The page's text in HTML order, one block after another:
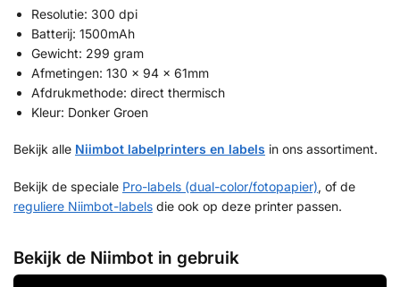
Resolutie: 300 dpi
Batterij: 1500mAh
Gewicht: 299 gram
Afmetingen: 130 × 94 × 61mm
Afdrukmethode: direct thermisch
Kleur: Donker Groen
Bekijk alle Niimbot labelprinters en labels in ons assortiment.
Bekijk de speciale Pro-labels (dual-color/fotopapier), of de
reguliere Niimbot-labels die ook op deze printer passen.
Bekijk de Niimbot in gebruik